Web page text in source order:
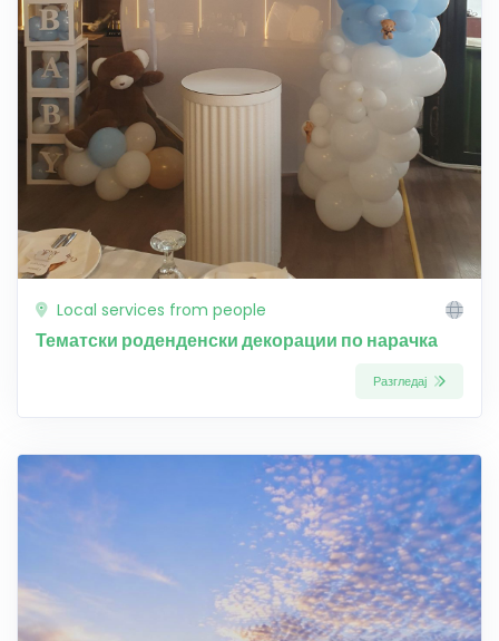
Local services from people
Тематски роденденски декорации по нарачка
Разгледај